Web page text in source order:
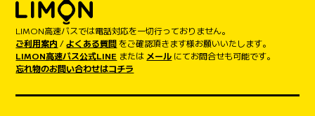
LIMON高速バスでは電話対応を一切行っておりません。
ご利用案内 /よくある質問をご確認頂きます様お願いいたします。
LIMON高速バス公式LINE または メール にてお問合せも可能です。
忘れ物のお問い合わせはコチラ